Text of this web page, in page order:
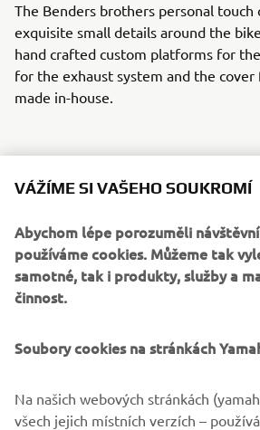
The Benders brothers personal touch
exquisite small details around the
hand crafted custom platforms for
for the exhaust system and the
made in-house.
The Yard Built XV950 ‘Boltage’ is
retro paint job, including iconic
design.
VÁŽÍME SI VAŠEHO SOUKROMÍ
Abychom lépe porozuměli
používáme cookies. Můžeme tak
samotné, tak i produkty, služby a
činnost.
Soubory cookies na stránkách
Na našich webových stránkách
všech jejich místních verzích –